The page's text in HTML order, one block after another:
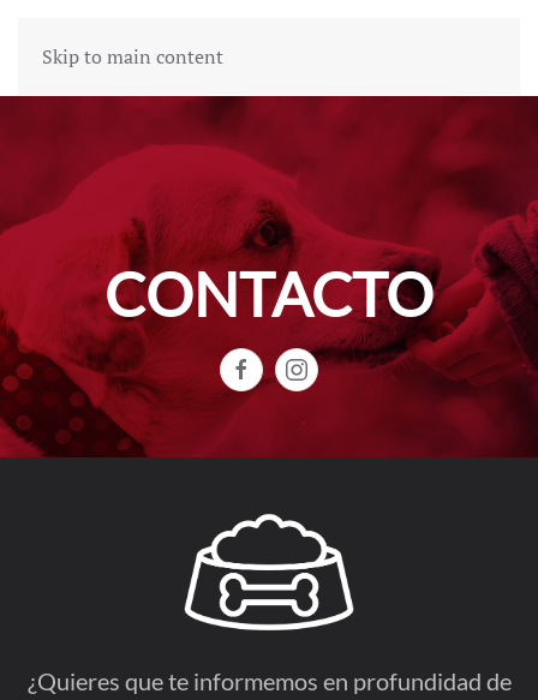
Skip to main content
CONTACTO
¿Quieres que te informemos en profundidad de